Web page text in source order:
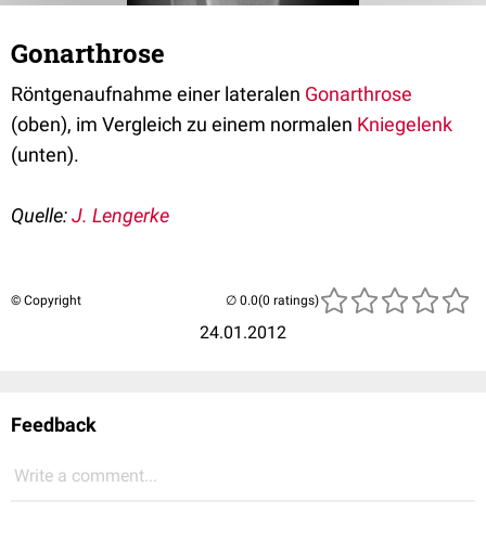
Gonarthrose
Röntgenaufnahme einer lateralen Gonarthrose
(oben), im Vergleich zu einem normalen Kniegelenk
(unten).
Quelle:J. Lengerke
© Copyright
24.01.2012
(0 ratings)
Feedback
Write a comment...